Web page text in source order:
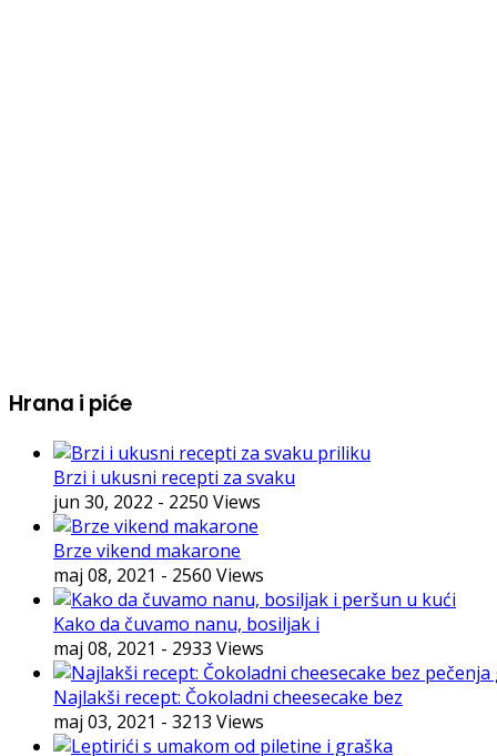
Hrana i piće
Brzi i ukusni recepti za svaku
jun 30, 2022 - 2250 Views
Brze vikend makarone
maj 08, 2021 - 2560 Views
Kako da čuvamo nanu, bosiljak i
maj 08, 2021 - 2933 Views
Najlakši recept: Čokoladni cheesecake bez
maj 03, 2021 - 3213 Views